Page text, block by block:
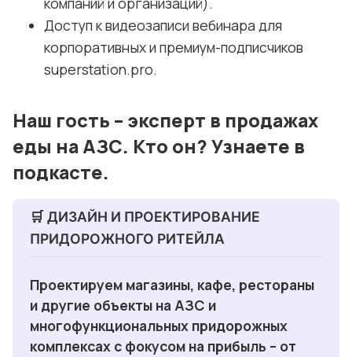
Доступ к видеозаписи вебинара для
корпоративных и премиум-подписчиков
superstation.pro.
Наш гость – эксперт в продажах
еды на АЗС. Кто он? Узнаете в
подкасте.
🛒 ДИЗАЙН И ПРОЕКТИРОВАНИЕ
ПРИДОРОЖНОГО РИТЕЙЛА
Проектируем магазины, кафе, рестораны
и другие объекты на АЗС и
многофункциональных придорожных
комплексах с фокусом на прибыль – от